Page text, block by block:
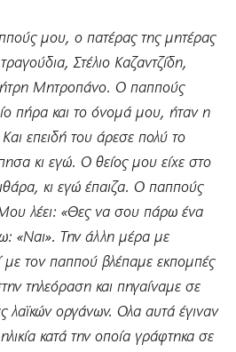
μου, ο πατέρας της μητέρας
Στέλιο Καζαντζίδη,
Μητροπάνο. Ο παππούς
πήρα και το όνομά μου, ήταν η
επειδή του άρεσε πολύ το
κι εγώ. Ο θείος μου είχε στο
κι εγώ έπαιζα. Ο παππούς
Μου λέει: «Θες να σου πάρω ένα
«Ναι». Την άλλη μέρα με
τον παππού βλέπαμε εκπομπές
τηλεόραση και πηγαίναμε σε
λαϊκών οργάνων. Ολα αυτά έγιναν
κατά την οποία γράφτηκα σε